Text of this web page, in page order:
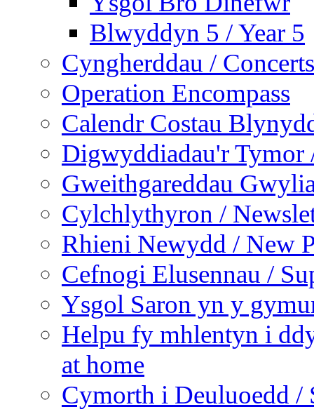
Blwyddyn 5 / Year 5
Cyngherddau / Concerts
Operation Encompass
Calendr Costau
Digwyddiadau'r Tymor
Gweithgareddau
Cylchlythyron /
Rhieni Newydd / New
Cefnogi Elusennau /
Ysgol Saron yn y
Helpu fy mhlentyn i
at home
Cymorth i Deuluoedd /